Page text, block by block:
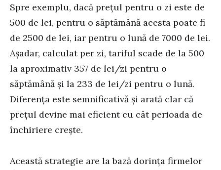
Spre exemplu, dacă prețul pentru o zi este de
500 de lei, pentru o săptămână acesta poate fi
de 2500 de lei, iar pentru o lună de 7000 de lei.
Așadar, calculat per zi, tariful scade de la 500
la aproximativ 357 de lei/zi pentru o
săptămână și la 233 de lei/zi pentru o lună.
Diferența este semnificativă și arată clar că
prețul devine mai eficient cu cât perioada de
închiriere crește.
Această strategie are la bază dorința firmelor